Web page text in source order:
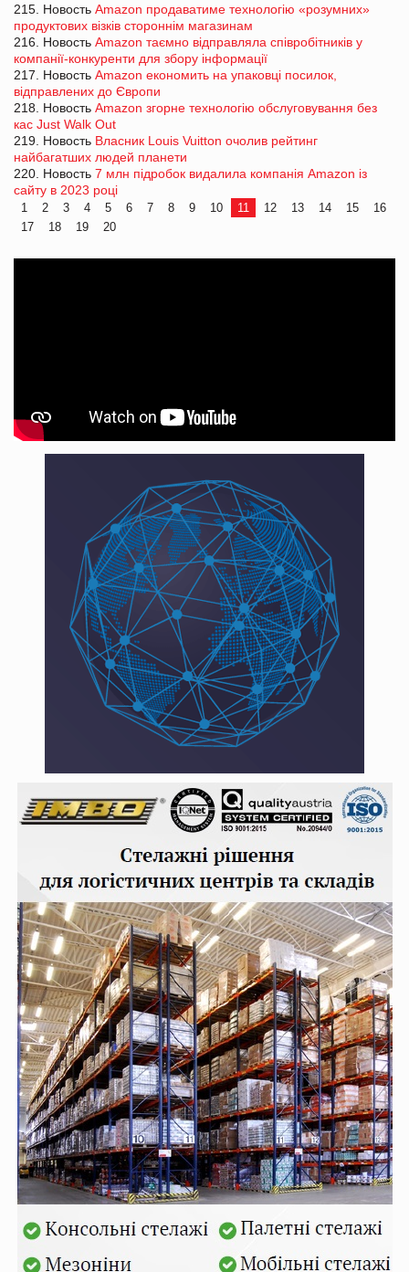
215. Новость Amazon продаватиме технологію «розумних»
продуктових візків стороннім магазинам
216. Новость Amazon таємно відправляла співробітників у
компанії-конкуренти для збору інформації
217. Новость Amazon економить на упаковці посилок,
відправлених до Європи
218. Новость Amazon згорне технологію обслуговування без
кас Just Walk Out
219. Новость Власник Louis Vuitton очолив рейтинг
найбагатших людей планети
220. Новость 7 млн підробок видалила компанія Amazon із
сайту в 2023 році
1 2 3 4 5 6 7 8 9 10 11 12 13 14 15
16
17
18 19 20